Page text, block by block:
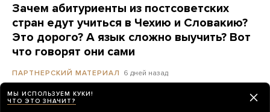
Зачем абитуриенты из постсоветских
стран едут учиться в Чехию и Словакию?
Это дорого? А язык сложно выучить? Вот
что говорят они сами
ПАРТНЕРСКИЙ МАТЕРИАЛ 6 дней назад
МЫ ИСПОЛЬЗУЕМ КУКИ!
ЧТО ЭТО ЗНАЧИТ?